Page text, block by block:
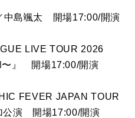
中島颯太 開場17:00/開演
LIVE TOUR 2026
〜』 開場17:00/開演
FEVER JAPAN TOUR
公演 開場17:00/開演